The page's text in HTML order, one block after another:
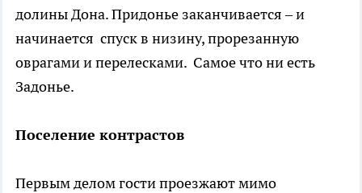
долины Дона. Придонье заканчивается – и
начинается спуск в низину, прорезанную
оврагами и перелесками. Самое что ни есть
Задонье.
Поселение контрастов
Первым делом гости проезжают мимо